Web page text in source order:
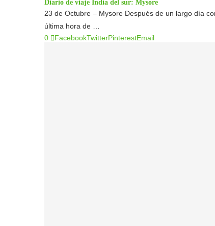
Diario de viaje India del sur: Mysore
23 de Octubre – Mysore Después de un largo día
última hora de …
0
FacebookTwitterPinterestEmail